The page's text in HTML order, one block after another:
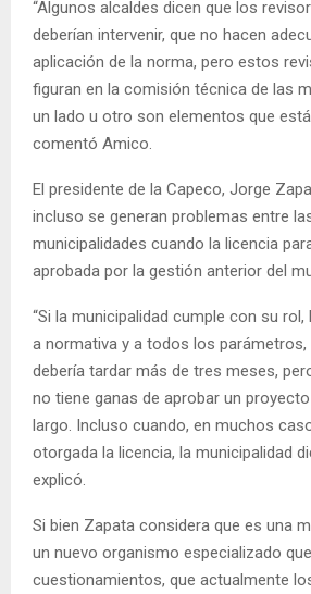
“Algunos alcaldes dicen que los
deberían intervenir, que no hacen
aplicación de la norma, pero estos
figuran en la comisión técnica de las
un lado u otro son elementos que
comentó Amico.
El presidente de la Capeco, Jorge
incluso se generan problemas entre
municipalidades cuando la licencia
aprobada por la gestión anterior del
“Si la municipalidad cumple con su
a normativa y a todos los parámetros,
debería tardar más de tres meses,
no tiene ganas de aprobar un
largo. Incluso cuando, en muchos
otorgada la licencia, la municipalidad
explicó.
Si bien Zapata considera que es una
un nuevo organismo especializado
cuestionamientos, que actualmente